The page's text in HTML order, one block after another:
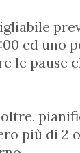
ed uno
le pause
più di 2